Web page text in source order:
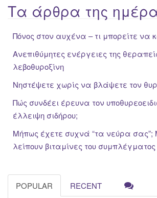
Τα άρθρα της
Πόνος στον αυχένα – τι μπορείτε να
Ανεπιθύμητες ενέργειες της
λεβοθυροξίνη
Νηστέψετε χωρίς να βλάψετε τον
Πώς συνδέει έρευνα τον
έλλειψη σιδήρου;
Μήπως έχετε συχνά “τα νεύρα
λείπουν βιταμίνες του
POPULAR RECENT